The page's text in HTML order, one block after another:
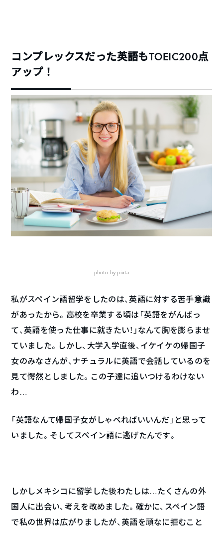
コンプレックスだった英語もTOEIC200点
アップ！
photo by pixta
私がスペイン語留学をしたのは、英語に対する苦手意識
があったから。高校を卒業する頃は「英語をがんばっ
て、英語を使った仕事に就きたい！」なんて胸を膨らませ
ていました。しかし、大学入学直後、イケイケの帰国子
女のみなさんが、ナチュラルに英語で会話しているのを
見て愕然としました。この子達に追いつけるわけない
わ…
「英語なんて帰国子女がしゃべればいいんだ」と思って
いました。そしてスペイン語に逃げたんです。
しかしメキシコに留学した後わたしは…たくさんの外
国人に出会い、考えを改めました。確かに、スペイン語
で私の世界は広がりましたが、英語を頑なに拒むこと